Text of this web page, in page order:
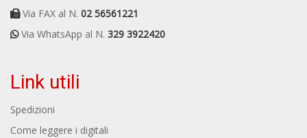
Via FAX al N. 02 56561221
Via WhatsApp al N. 329 3922420
Link utili
Spedizioni
Come leggere i digitali